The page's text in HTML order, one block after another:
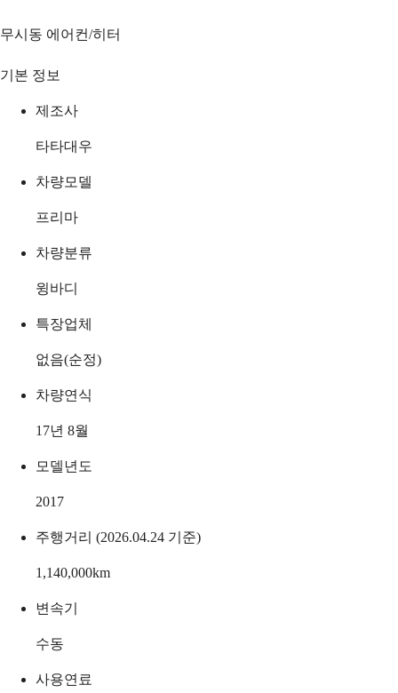
무시동 에어컨/히터
기본 정보
제조사
타타대우
차량모델
프리마
차량분류
윙바디
특장업체
없음(순정)
차량연식
17년 8월
모델년도
2017
주행거리 (2026.04.24 기준)
1,140,000km
변속기
수동
사용연료